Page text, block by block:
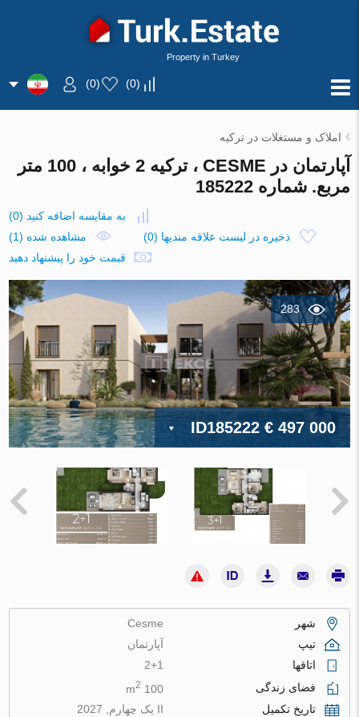
Property in Turkey
(
0
)
(
0
)
املاک و مستغلات در ترکیه
آپارتمان در CESME ، ترکیه 2 خوابه ، 100 متر
مربع. شماره 185222
به مقایسه اضافه کنید (
0
)
ذخیره در لیست علاقه مندیها (
0
)
مشاهده شده (1)
قیمت خود را پیشنهاد دهید
283
ID185222€ 497 000
شهر
Cesme
تیپ
آپارتمان
اتاقها
2+1
فضای زندگی
100 m
2
تاریخ تکمیل II یک چهارم, 2027